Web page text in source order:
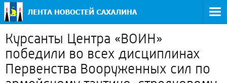
Курсанты Центра «ВОИН»
победили во всех дисциплинах
Первенства Вооруженных сил по